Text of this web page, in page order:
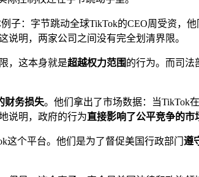
子：字节跳动全球TikTok的CEO周受资，
说明，两家公司之间没有完全划清界限。
，这本身就是超越权力范围的行为。而司法
财务损失。他们拿出了市场数据：当TikTok
说明，政府的行为直接影响了公平竞争的市
个平台。他们是为了督促美国行政部门 遵